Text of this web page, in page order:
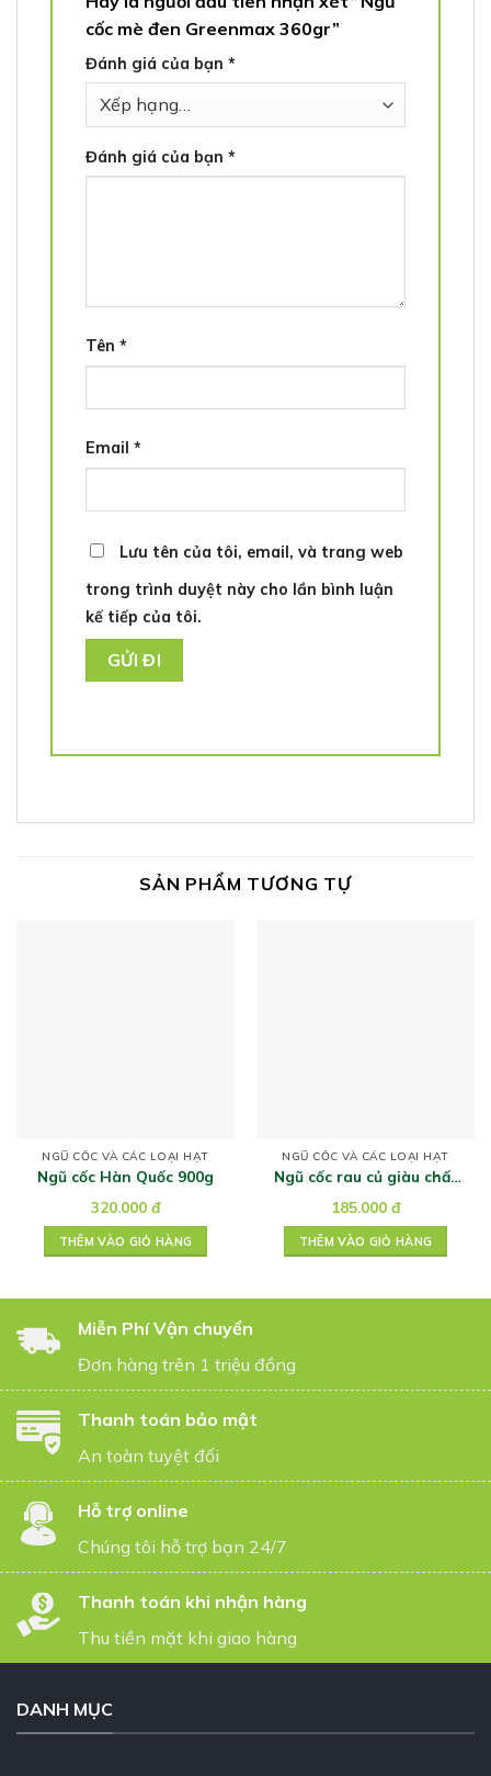
cốc mè đen Greenmax 360gr”
Đánh giá của bạn *
Đánh giá của bạn *
Tên *
Email *
Lưu tên của tôi, email, và trang web
trong trình duyệt này cho lần bình luận
kế tiếp của tôi.
SẢN PHẨM TƯƠNG TỰ
NGŨ CỐC VÀ CÁC LOẠI HẠT
Ngũ cốc Hàn Quốc 900g
320.000 đ
THÊM VÀO GIỎ HÀNG
NGŨ CỐC VÀ CÁC LOẠI HẠT
Ngũ cốc rau củ giàu chất
185.000 đ
THÊM VÀO GIỎ HÀNG
Miễn Phí Vận chuyển
Đơn hàng trên 1 triệu đồng
Thanh toán bảo mật
An toàn tuyệt đối
Hỗ trợ online
Chúng tôi hỗ trợ bạn 24/7
Thanh toán khi nhận hàng
Thu tiền mặt khi giao hàng
DANH MỤC